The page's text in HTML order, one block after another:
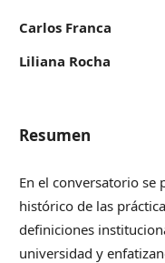
Carlos Franca
Liliana Rocha
Resumen
En el conversatorio
histórico de las
definiciones
universidad y